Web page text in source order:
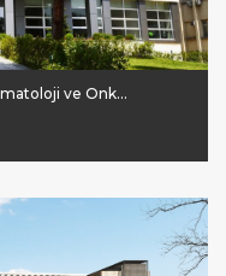
Sebahattin Gazioğlu Çocuk Hematoloji ve Onkoloji Hastanesi